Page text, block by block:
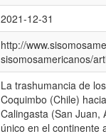
2021-12-31
http://
sisomosamericanos/
La trashumancia de
Coquimbo (Chile)
Calingasta (San Juan,
único en el continente